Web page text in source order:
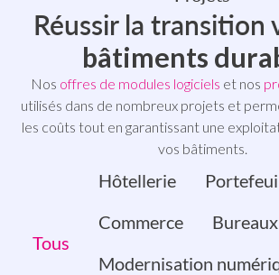
Réussir la transition
bâtiments
Nos offres de modules logiciels et nos
utilisés dans de nombreux projets et
les coûts tout en garantissant une
vos bâtiments.
Tous
Hôtellerie
Commerce
Bureaux
Modernisation